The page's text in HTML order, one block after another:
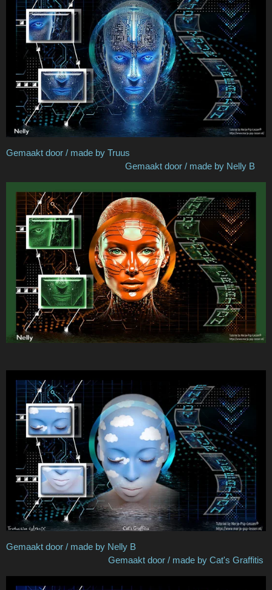
Gemaakt door / made by Truus
Gemaakt door / made by Nelly B
Gemaakt door / made by Nelly B
Gemaakt door / made by Cat's Graffitis